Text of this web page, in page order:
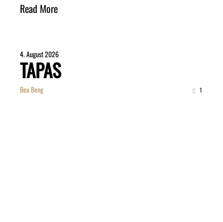
Read More
4. August 2026
TAPAS
Bea Beng 1